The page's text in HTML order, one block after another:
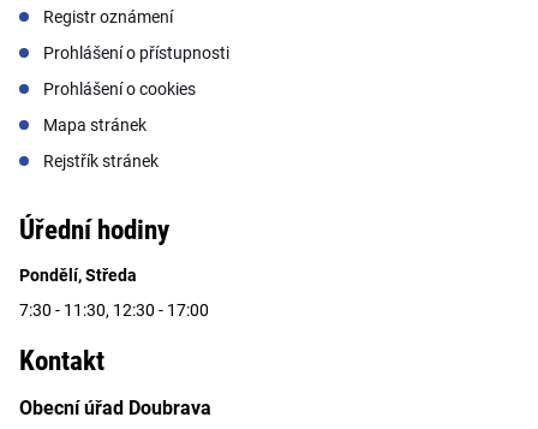
Registr oznámení
Prohlášení o přístupnosti
Prohlášení o cookies
Mapa stránek
Rejstřík stránek
Úřední hodiny
Pondělí, Středa
7:30 - 11:30, 12:30 - 17:00
Kontakt
Obecní úřad Doubrava